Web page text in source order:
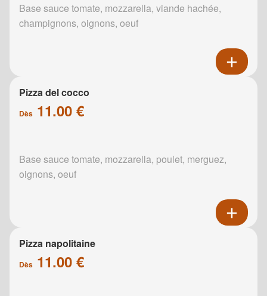
Base sauce tomate, mozzarella, viande hachée,
champignons, oignons, oeuf
Pizza del cocco
Dès 11.00 €
Base sauce tomate, mozzarella, poulet, merguez,
oignons, oeuf
Pizza napolitaine
Dès 11.00 €